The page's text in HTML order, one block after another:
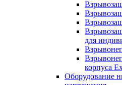
для
корпуса
Оборудование